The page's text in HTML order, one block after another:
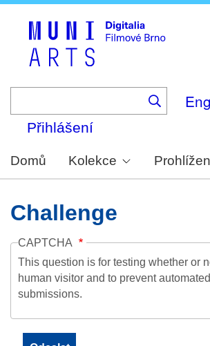
Přihlášení
Domů Kolekce
Challenge
CAPTCHA
This question is for testing whether or
human visitor and to prevent
submissions.